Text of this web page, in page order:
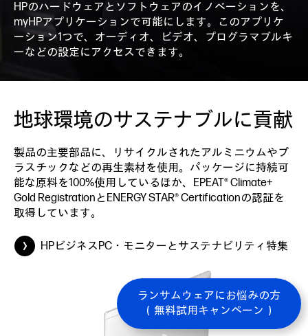
HPのハードウェアとソフトウェアのイノベーションを、
myHPアプリケーションで可能にします。このアプリケ
ーション1つで、オーディオ、ビデオ、プログラマブルキ
ーなどの設定にアクセスできます。
地球環境のサステナブルに貢献
製品の主要部品に、リサイクルされたアルミニウムやプ
ラスチックなどの再生素材を使用。パッケージに持続可
能な原料を100%使用しているほか、EPEAT® Climate+
Gold RegistrationとENERGY STAR® Certificationの認証を
取得しています。
HPビジネスPC・モニターとサステナビリティ特集
ランサムウェアにお悩みの方
（無料試用キャンペーン）